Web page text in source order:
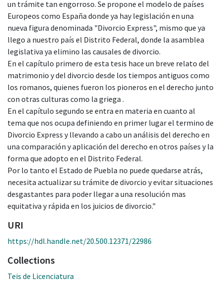
un trámite tan engorroso. Se propone el modelo de países
Europeos como España donde ya hay legislación en una
nueva figura denominada "Divorcio Express", mismo que ya
llego a nuestro país el Distrito Federal, donde la asamblea
legislativa ya elimino las causales de divorcio.
En el capítulo primero de esta tesis hace un breve relato del
matrimonio y del divorcio desde los tiempos antiguos como
los romanos, quienes fueron los pioneros en el derecho junto
con otras culturas como la griega .
En el capítulo segundo se entra en materia en cuanto al
tema que nos ocupa definiendo en primer lugar el termino de
Divorcio Express y llevando a cabo un análisis del derecho en
una comparación y aplicación del derecho en otros países y la
forma que adopto en el Distrito Federal.
Por lo tanto el Estado de Puebla no puede quedarse atrás,
necesita actualizar su trámite de divorcio y evitar situaciones
desgastantes para poder llegar a una resolución mas
equitativa y rápida en los juicios de divorcio."
URI
https://hdl.handle.net/20.500.12371/22986
Collections
Teis de Licenciatura